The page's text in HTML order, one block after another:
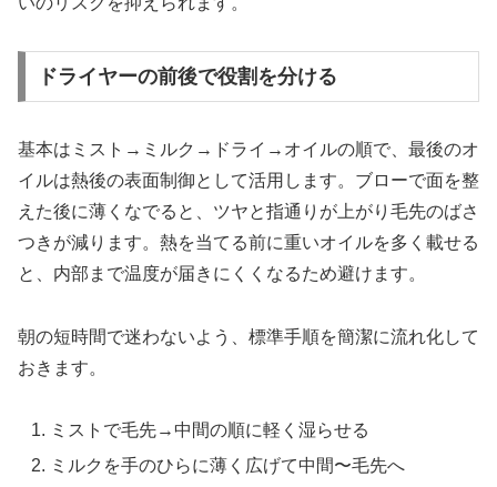
ドライヤーの前後で役割を分ける
基本はミスト→ミルク→ドライ→オイルの順で、最後のオ
イルは熱後の表面制御として活用します。ブローで面を整
えた後に薄くなでると、ツヤと指通りが上がり毛先のばさ
つきが減ります。熱を当てる前に重いオイルを多く載せる
と、内部まで温度が届きにくくなるため避けます。
朝の短時間で迷わないよう、標準手順を簡潔に流れ化して
おきます。
ミストで毛先→中間の順に軽く湿らせる
ミルクを手のひらに薄く広げて中間〜毛先へ